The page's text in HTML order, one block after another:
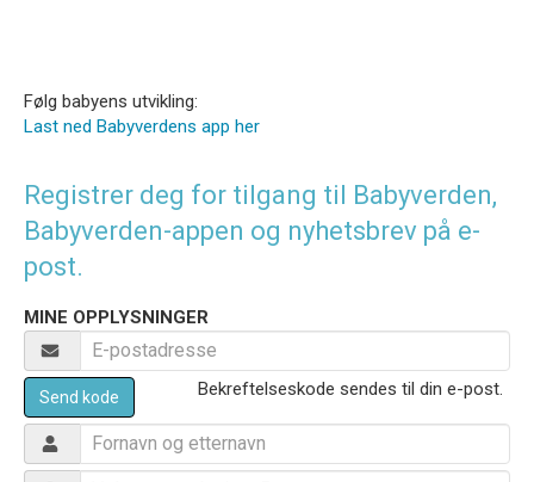
Følg babyens utvikling:
Last ned Babyverdens app her
Registrer deg for tilgang til Babyverden,
Babyverden-appen og nyhetsbrev på e-
post.
MINE OPPLYSNINGER
Send kode Bekreftelseskode sendes til din e-post.